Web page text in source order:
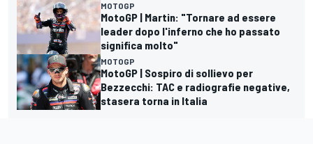
MOTOGP
MotoGP | Martin: "Tornare ad essere
leader dopo l'inferno che ho passato
significa molto"
MOTOGP
MotoGP | Sospiro di sollievo per
Bezzecchi: TAC e radiografie negative,
stasera torna in Italia